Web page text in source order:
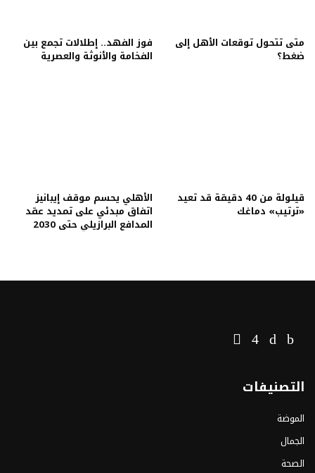
متى تتحول توقعات الأهل إلى
ضغط؟
فوز الفهد.. إطلالات تجمع بين
الفخامة والأنوثة والعصرية
قيلولة من 40 دقيقة قد تعيد
«ترتيب» دماغك
الأهلي يحسم موقف إيبانيز
اتفاق مبدئي على تمديد عقد
المدافع البرازيلي حتى 2030
التصنيفات
الموضة
الجمال
الصحة